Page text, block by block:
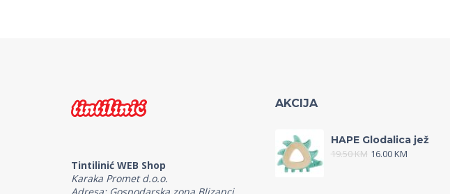
Tintilinić WEB Shop
Karaka Promet d.o.o.
AKCIJA
HAPE Glodalica jež
19.50KM 16.00KM